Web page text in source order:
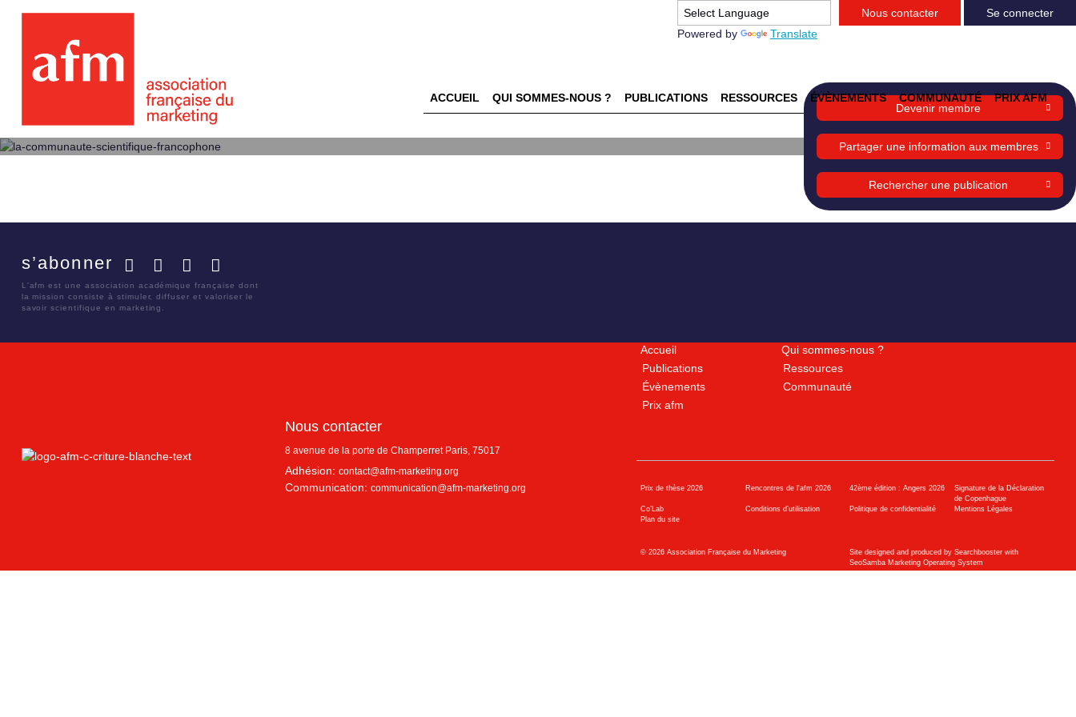
Powered by Translate
Nous contacter Se connecter
ACCUEIL QUI SOMMES-NOUS ? PUBLICATIONS RESSOURCES ÉVÈNEMENTS COMMUNAUTÉ
PRIX AFM
Devenir membre
Partager une information aux membres
Rechercher une publication
s’abonner
L'afm est une association académique française dont
la mission consiste à stimuler, diffuser et valoriser le
savoir scientifique en marketing.
Nous contacter
8 avenue de la porte de Champerret Paris, 75017
Adhésion: contact@afm-marketing.org
Communication: communication@afm-marketing.org
Accueil
Qui sommes-nous ?
Publications
Ressources
Évènements
Communauté
Prix afm
Prix de thèse 2026 Rencontres de l'afm 2026 42ème édition : Angers 2026
Signature de la Déclaration
de Copenhague
Co’Lab
Conditions d’utilisation Politique de confidentialité
Mentions Légales
Plan du site
© 2026Association Française du Marketing
Site designed and produced by Searchbooster with
SeoSamba Marketing Operating System